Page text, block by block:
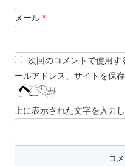
メール *
次回のコメントで使用す
ールアドレス、サイトを保存
上に表示された文字を入力し